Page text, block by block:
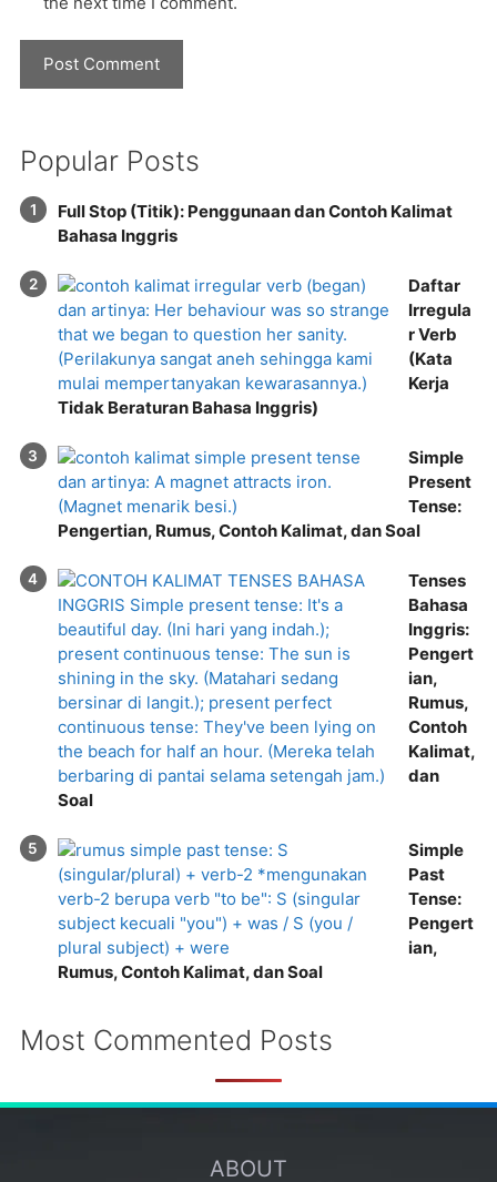
Popular Posts
Full Stop (Titik): Penggunaan dan Contoh Kalimat
Bahasa Inggris
Daftar
Irregula
r Verb
(Kata
Kerja
Tidak Beraturan Bahasa Inggris)
Simple
Present
Tense:
Pengertian, Rumus, Contoh Kalimat, dan Soal
Tenses
Bahasa
Inggris:
Pengert
ian,
Rumus,
Contoh
Kalimat,
dan
Soal
Simple
Past
Tense:
Pengert
ian,
Rumus, Contoh Kalimat, dan Soal
Most Commented Posts
ABOUT